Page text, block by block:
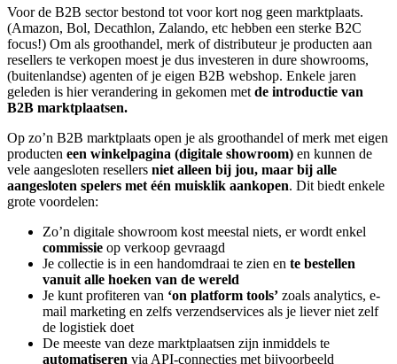
Voor de B2B sector bestond tot voor kort nog geen marktplaats.
(Amazon, Bol, Decathlon, Zalando, etc hebben een sterke B2C
focus!) Om als groothandel, merk of distributeur je producten aan
resellers te verkopen moest je dus investeren in dure showrooms,
(buitenlandse) agenten of je eigen B2B webshop. Enkele jaren
geleden is hier verandering in gekomen met de introductie van
B2B marktplaatsen.
Op zo’n B2B marktplaats open je als groothandel of merk met eigen
producten een winkelpagina (digitale showroom) en kunnen de
vele aangesloten resellers niet alleen bij jou, maar bij alle
aangesloten spelers met één muisklik aankopen. Dit biedt enkele
grote voordelen:
Zo’n digitale showroom kost meestal niets, er wordt enkel
commissie op verkoop gevraagd
Je collectie is in een handomdraai te zien en te bestellen
vanuit alle hoeken van de wereld
Je kunt profiteren van ‘on platform tools’ zoals analytics, e-
mail marketing en zelfs verzendservices als je liever niet zelf
de logistiek doet
De meeste van deze marktplaatsen zijn inmiddels te
automatiseren via API-connecties met bijvoorbeeld